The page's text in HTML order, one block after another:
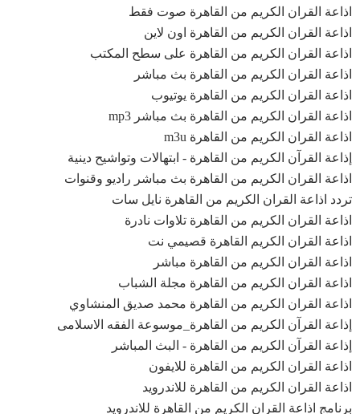
اذاعة القران الكريم من القاهرة صوت فقط
اذاعة القران الكريم من القاهرة اون لاين
اذاعة القران الكريم من القاهرة على سطح المكتب
اذاعة القران الكريم من القاهرة بث مباشر
اذاعة القران الكريم من القاهرة يوتيوب
اذاعة القران الكريم من القاهرة بث مباشر mp3
اذاعة القران الكريم من القاهرة m3u
إذاعة القرآن الكريم من القاهرة - ابتهالات وتواشيح دينية
اذاعة القران الكريم من القاهرة بث مباشر راديو وقنوات
تردد اذاعة القران الكريم من القاهرة نايل سات
اذاعة القران الكريم من القاهرة تلاوات نادرة
اذاعة القران الكريم القاهرة قصيمي نت
اذاعة القران الكريم من القاهرة مباشر
اذاعة القران الكريم من القاهرة مجلة الشباب
اذاعة القران الكريم من القاهرة محمد صديق المنشاوي
إذاعة القرآن الكريم من القاهرة_موسوعة الفقه الاسلامى
إذاعة القرآن الكريم من القاهرة - البث المباشر
اذاعة القران الكريم من القاهرة للايفون
اذاعة القران الكريم من القاهرة للاندرويد
برنامج اذاعة القران الكريم من القاهرة للاندرويد